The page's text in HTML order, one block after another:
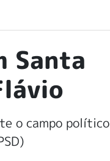
Santa
o campo político